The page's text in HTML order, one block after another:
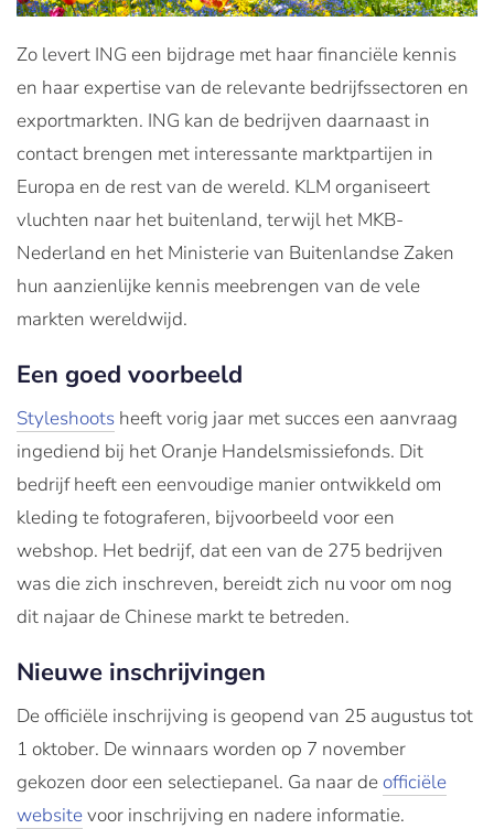
Zo levert ING een bijdrage met haar financiële kennis
en haar expertise van de relevante bedrijfssectoren en
exportmarkten. ING kan de bedrijven daarnaast in
contact brengen met interessante marktpartijen in
Europa en de rest van de wereld. KLM organiseert
vluchten naar het buitenland, terwijl het MKB-
Nederland en het Ministerie van Buitenlandse Zaken
hun aanzienlijke kennis meebrengen van de vele
markten wereldwijd.
Een goed voorbeeld
Styleshoots heeft vorig jaar met succes een aanvraag
ingediend bij het Oranje Handelsmissiefonds. Dit
bedrijf heeft een eenvoudige manier ontwikkeld om
kleding te fotograferen, bijvoorbeeld voor een
webshop. Het bedrijf, dat een van de 275 bedrijven
was die zich inschreven, bereidt zich nu voor om nog
dit najaar de Chinese markt te betreden.
Nieuwe inschrijvingen
De officiële inschrijving is geopend van 25 augustus tot
1 oktober. De winnaars worden op 7 november
gekozen door een selectiepanel. Ga naar deofficiële
websitevoor inschrijving en nadere informatie.